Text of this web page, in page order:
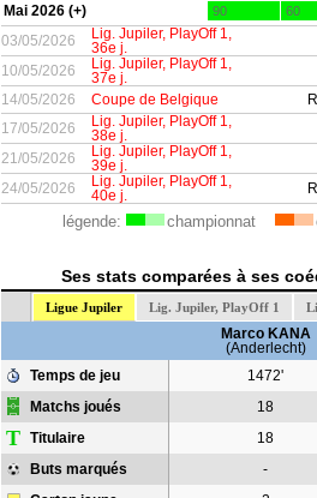
Mai 2026 (+) 90 60
03/05/2026
Lig. Jupiler, PlayOff 1,
36e j.
10/05/2026
Lig. Jupiler, PlayOff 1,
37e j.
14/05/2026
Coupe de Belgique
17/05/2026
Lig. Jupiler, PlayOff 1,
38e j.
21/05/2026
Lig. Jupiler, PlayOff 1,
39e j.
24/05/2026
Lig. Jupiler, PlayOff 1,
40e j.
légende: championnat
Ses stats comparées à ses
Ligue Jupiler Lig. Jupiler, PlayOff 1
Marco KANA
(Anderlecht)
Temps de jeu
1472'
Matchs joués 18
T Titulaire 18
Buts marqués -